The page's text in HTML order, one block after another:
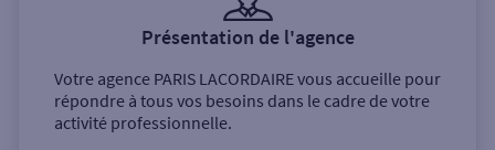
Présentation de l'agence
Votre agence PARIS LACORDAIREvous accueille pour
répondre à tous vos besoins dans le cadre de votre
activité professionnelle.